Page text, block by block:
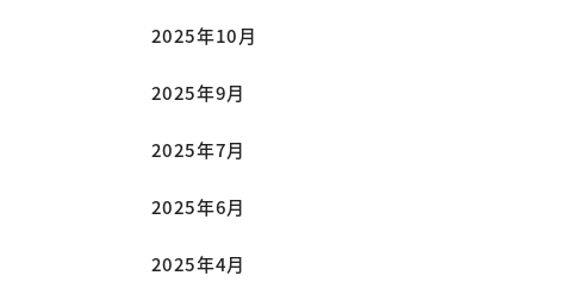
2025年10月
2025年9月
2025年7月
2025年6月
2025年4月